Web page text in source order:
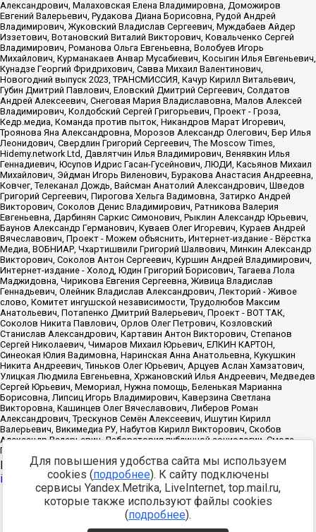
Источник:https://minjust.gov.ru/uploaded/files/reestr-
inostrannyih-agentov-22-03-2024.pdfданные на22.03.2024
Разработка -
Для повышения удобства сайта мы используем
cookies (подробнее). К сайту подключены
сервисы Yandex.Metrika, LiveInternet, top.mail.ru,
которые также используют файлы cookies
(подробнее).